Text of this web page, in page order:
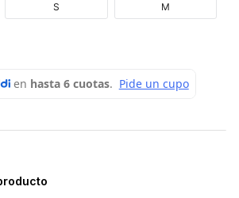
S M